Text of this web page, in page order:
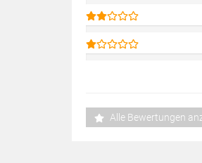
Alle Bewertungen